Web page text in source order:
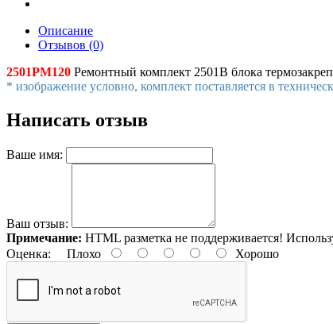
Описание
Отзывов (0)
2501PM120 Ремонтный комплект 2501B блока
* изображение условно, комплект поставляется в
Написать отзыв
Ваше имя:
Ваш отзыв:
Примечание: HTML разметка не поддерживается!
Оценка: Плохо Хорошо